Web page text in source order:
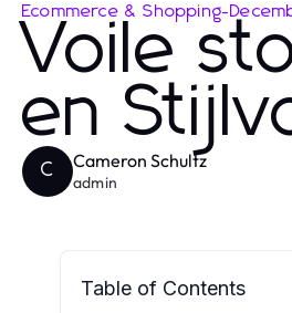
Ecommerce & Shopping-
Voile
en
C Cameron Schultz
admin
Table of Contents